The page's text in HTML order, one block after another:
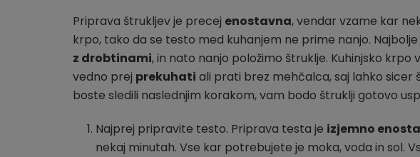
Priprava štrukljev je precej enostavna, vendar vzame kar
krpo, tako da se testo med kuhanjem ne prime nanjo.
z drobtinami, in nato nanjo položimo štruklje. Kuhinjsko
vedno prej prekuhati ali prati brez mehčalca, saj lahko sicer
boste sledili naslednjim korakom, vam bodo štruklji gotovo
Najprej pripravite testo. Priprava testa je izjemno
nekaj minutah. Vse kar potrebujete je moka, voda in sol.